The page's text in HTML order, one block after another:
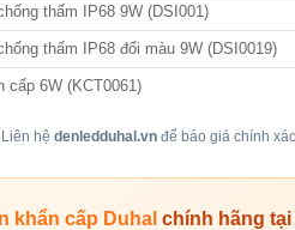
thấm IP68 9W (DSI001)
thấm IP68 đổi màu 9W (DSI0019)
cấp 6W (KCT0061)
hệ denledduhal.vnđể báo giá chính xác
khẩn cấp Duhal chính hãng